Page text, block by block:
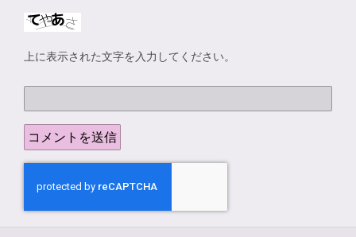
上に表示された文字を入力してください。